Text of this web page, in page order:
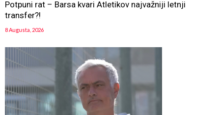
Potpuni rat – Barsa kvari Atletikov najvažniji letnji
transfer?!
8 Augusta, 2026